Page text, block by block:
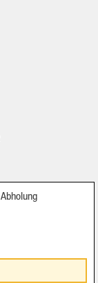
Abholung